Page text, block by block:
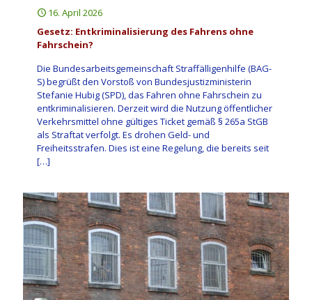
16. April 2026
Gesetz: Entkriminalisierung des Fahrens ohne
Fahrschein?
Die Bundesarbeitsgemeinschaft Straffälligenhilfe (BAG-
S) begrüßt den Vorstoß von Bundesjustizministerin
Stefanie Hubig (SPD), das Fahren ohne Fahrschein zu
entkriminalisieren. Derzeit wird die Nutzung öffentlicher
Verkehrsmittel ohne gültiges Ticket gemäß § 265a StGB
als Straftat verfolgt. Es drohen Geld- und
Freiheitsstrafen. Dies ist eine Regelung, die bereits seit
[…]